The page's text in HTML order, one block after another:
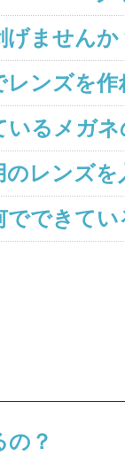
ませんか
ンズを作
るメガ
レンズを
できてい
？